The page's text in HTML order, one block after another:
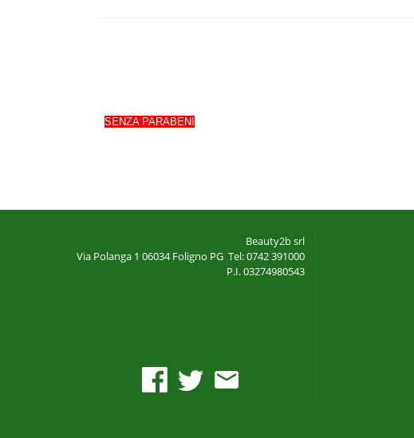
SENZA PARABENI
Beauty2b srl
Via Polanga 1 06034 Foligno PG Tel: 0742 391000
P.I. 03274980543